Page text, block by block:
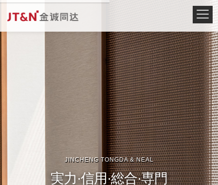
JINCHENG TONGDA & NEAL
実力·信用·総合·専門